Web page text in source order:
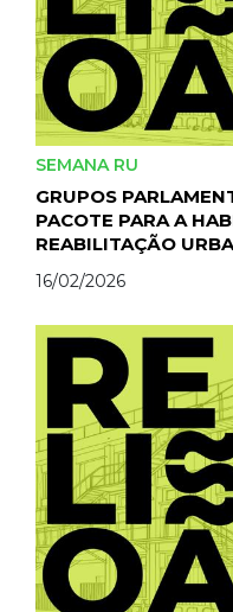
SEMANA RU
GRUPOS
PACOTE PARA A
REABILITAÇÃO
16/02/2026